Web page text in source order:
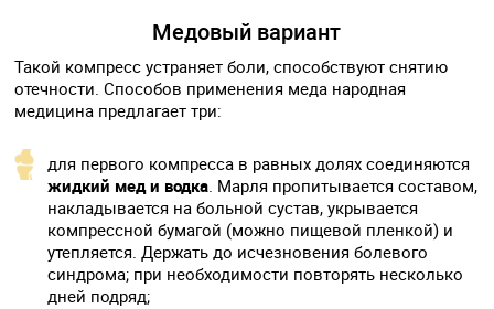
Медовый вариант
Такой компресс устраняет боли, способствуют снятию
отечности. Способов применения меда народная
медицина предлагает три:
для первого компресса в равных долях соединяются
жидкий мед и водка. Марля пропитывается составом,
накладывается на больной сустав, укрывается
компрессной бумагой (можно пищевой пленкой) и
утепляется. Держать до исчезновения болевого
синдрома; при необходимости повторять несколько
дней подряд;